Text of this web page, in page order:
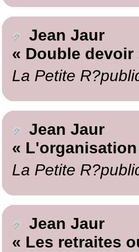
Jean Jaur
« Double devoir
La Petite
Jean Jaur
«
La Petite
Jean Jaur
« Les retraites